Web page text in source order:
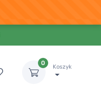
0
Koszyk